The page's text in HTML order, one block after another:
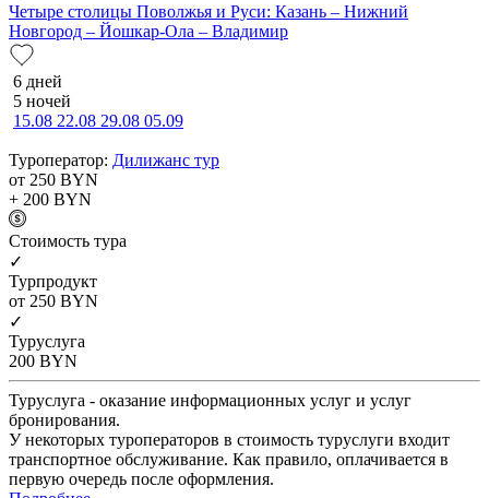
Четыре столицы Поволжья и Руси: Казань – Нижний
Новгород – Йошкар-Ола – Владимир
6 дней
5 ночей
15.08 22.08 29.08 05.09
Туроператор: Дилижанс тур
от 250 BYN
+ 200 BYN
Cтоимость тура
✓
Турпродукт
от 250 BYN
✓
Туруслуга
200 BYN
Туруслуга - оказание информационных услуг и услуг
бронирования.
У некоторых туроператоров в стоимость туруслуги входит
транспортное обслуживание. Как правило, оплачивается в
первую очередь после оформления.